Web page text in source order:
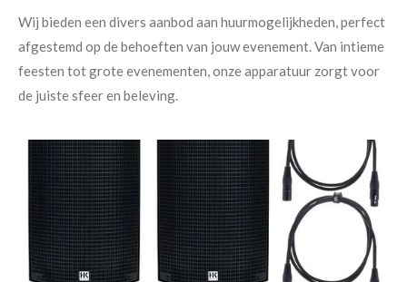
Wij bieden een divers aanbod aan huurmogelijkheden, perfect
afgestemd op de behoeften van jouw evenement. Van intieme
feesten tot grote evenementen, onze apparatuur zorgt voor
de juiste sfeer en beleving.